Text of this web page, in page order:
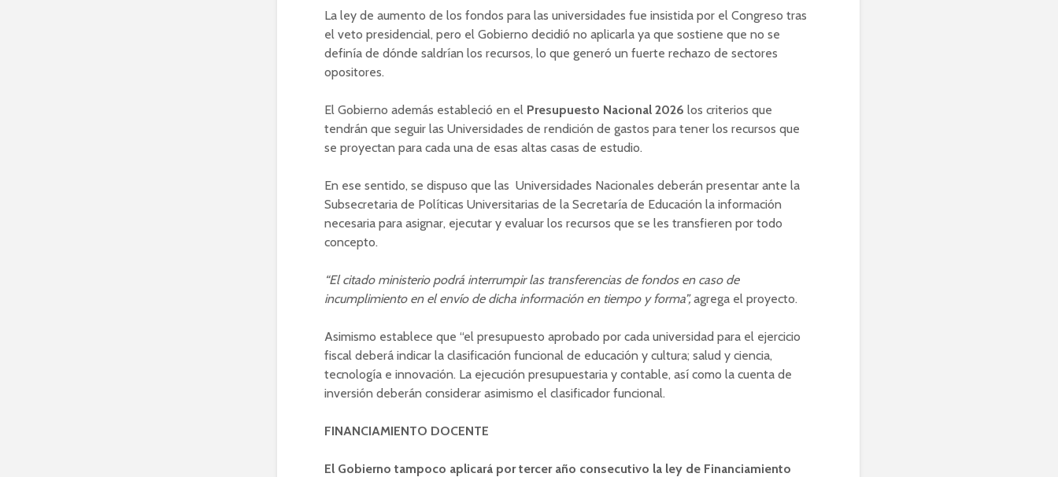
La ley de aumento de los fondos para las universidades fue insistida por el Congreso tras
el veto presidencial, pero el Gobierno decidió no aplicarla ya que sostiene que no se
definía de dónde saldrían los recursos, lo que generó un fuerte rechazo de sectores
opositores.
El Gobierno además estableció en el Presupuesto Nacional 2026 los criterios que
tendrán que seguir las Universidades de rendición de gastos para tener los recursos que
se proyectan para cada una de esas altas casas de estudio.
En ese sentido, se dispuso que las Universidades Nacionales deberán presentar ante la
Subsecretaria de Políticas Universitarias de la Secretaría de Educación la información
necesaria para asignar, ejecutar y evaluar los recursos que se les transfieren por todo
concepto.
“El citado ministerio podrá interrumpir las transferencias de fondos en caso de
incumplimiento en el envío de dicha información en tiempo y forma”,agrega el proyecto.
Asimismo establece que “el presupuesto aprobado por cada universidad para el ejercicio
fiscal deberá indicar la clasificación funcional de educación y cultura; salud y ciencia,
tecnología e innovación. La ejecución presupuestaria y contable, así como la cuenta de
inversión deberán considerar asimismo el clasificador funcional.
FINANCIAMIENTO DOCENTE
El Gobierno tampoco aplicará por tercer año consecutivo la ley de Financiamiento